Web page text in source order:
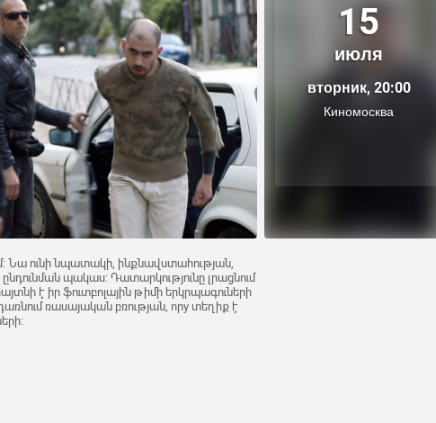
15
июля
вторник, 20:00
Киномосква
Նա ունի նպատակի, ինքնավստահության,
պակաս: Դատարկությունը լրացնում
է իր ֆուտբոլային թիմի երկրպագուների
ռասայական բռության, որy տեղիք է